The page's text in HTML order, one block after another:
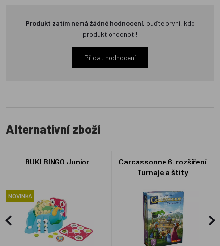
Produkt zatím nemá žádné hodnocení, buďte první, kdo
produkt ohodnotí!
Přidat hodnocení
Alternativní zboží
BUKI BINGO Junior
NOVINKA
Carcassonne 6. rozšíření
Turnaje a štíty